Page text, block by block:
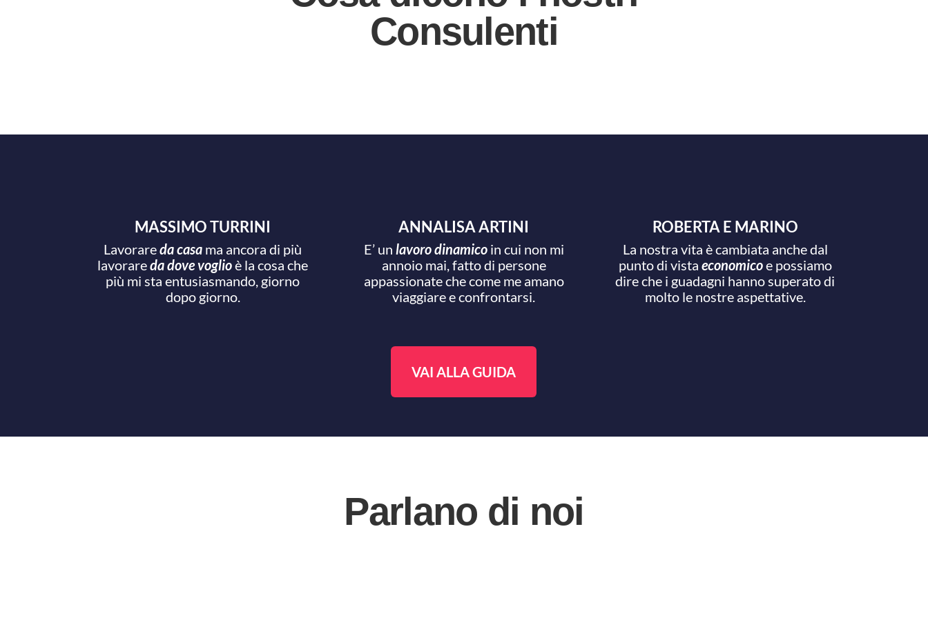
Consulenti
MASSIMO TURRINI
Lavorareda casa ma ancora di più
lavorareda dove voglioè la cosa che
più mi sta entusiasmando, giorno
dopo giorno.
ANNALISA ARTINI
E’ un lavoro dinamicoin cui non mi
annoio mai, fatto di persone
appassionate che come me amano
viaggiare e confrontarsi.
ROBERTA E MARINO
La nostra vita è cambiata anche dal
punto di vista economicoe possiamo
dire che i guadagni hanno superato di
molto le nostre aspettative.
VAI ALLA GUIDA
Parlano di noi